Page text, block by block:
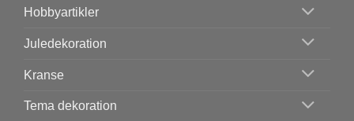
Hobbyartikler
Juledekoration
Kranse
Tema dekoration